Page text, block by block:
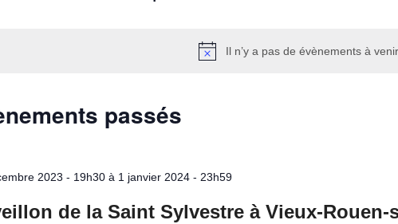
Il n’y a pas de évènements à venir.
passés
2023 - 19h30à 1 janvier 2024 - 23h59
de la Saint Sylvestre à Vieux-Rouen-